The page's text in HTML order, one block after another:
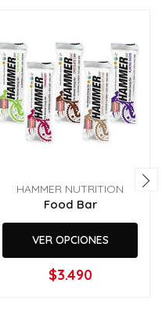
HAMMER NUTRITION
Food Bar
VER OPCIONES
$3.490